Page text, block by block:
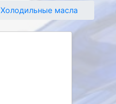
Холодильные масла